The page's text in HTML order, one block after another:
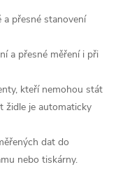
a přesné stanovení
a přesné měření i při
kteří nemohou stát
židle je automaticky
dat do
nebo tiskárny.